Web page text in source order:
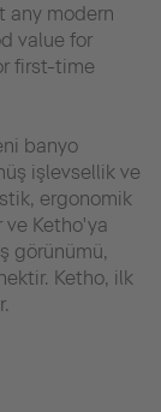
any modern
value for
first-time
banyo
işlevsellik ve
ergonomik
ve Ketho'ya
görünümü,
Ketho, ilk